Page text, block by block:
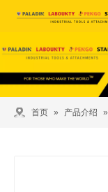
首页 » 产品介绍 »